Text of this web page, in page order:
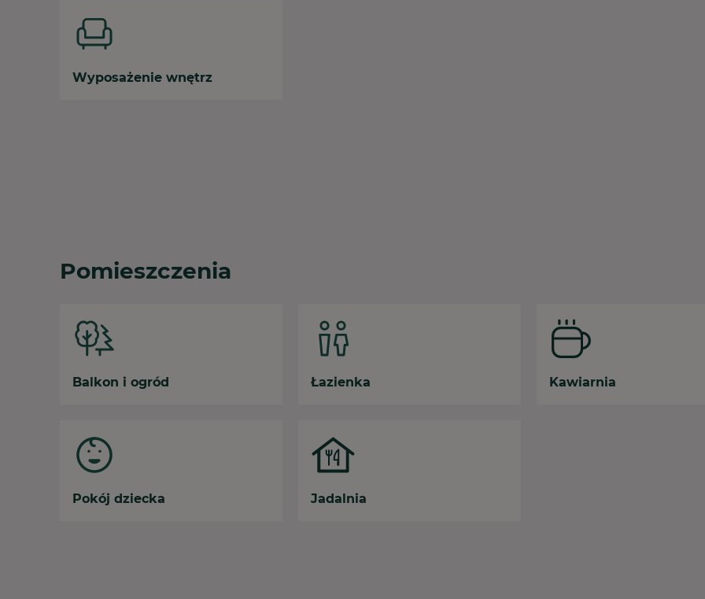
Wyposażenie wnętrz
Pomieszczenia
Balkon i ogród Łazienka Kawiarnia
Pokój dziecka Jadalnia